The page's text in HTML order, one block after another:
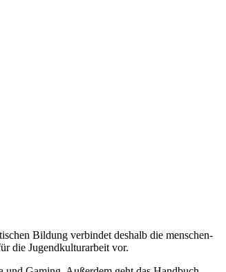
Bildung verbindet deshalb die menschen­
die Jugend­kultur­arbeit vor.